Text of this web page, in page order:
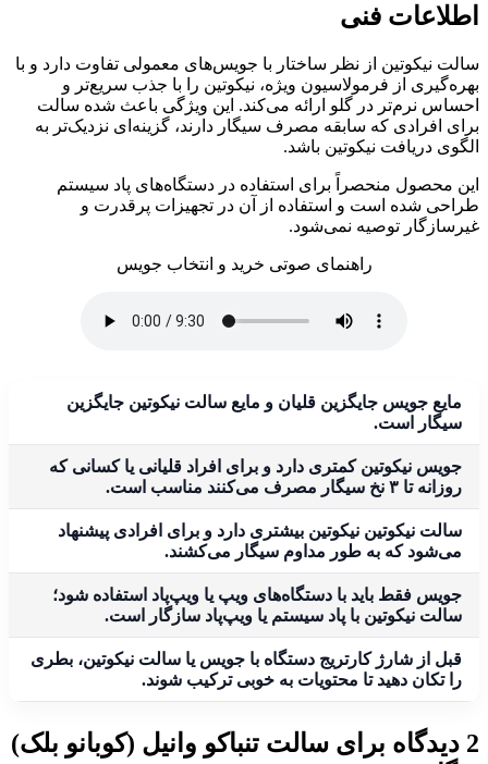
اطلاعات فنی
سالت نیکوتین از نظر ساختار با جویس‌های معمولی تفاوت دارد و با
بهره‌گیری از فرمولاسیون ویژه، نیکوتین را با جذب سریع‌تر و
احساس نرم‌تر در گلو ارائه می‌کند. این ویژگی باعث شده سالت
برای افرادی که سابقه مصرف سیگار دارند، گزینه‌ای نزدیک‌تر به
الگوی دریافت نیکوتین باشد.
این محصول منحصراً برای استفاده در دستگاه‌های پاد سیستم
طراحی شده است و استفاده از آن در تجهیزات پرقدرت و
غیرسازگار توصیه نمی‌شود.
راهنمای صوتی خرید و انتخاب جویس
مایع جویس جایگزین قلیان و مایع سالت نیکوتین جایگزین
سیگار است.
جویس نیکوتین کمتری دارد و برای افراد قلیانی یا کسانی که
روزانه تا ۳ نخ سیگار مصرف می‌کنند مناسب است.
سالت نیکوتین نیکوتین بیشتری دارد و برای افرادی پیشنهاد
می‌شود که به طور مداوم سیگار می‌کشند.
جویس فقط باید با دستگاه‌های ویپ یا ویپ‌پاد استفاده شود؛
سالت نیکوتین با پاد سیستم یا ویپ‌پاد سازگار است.
قبل از شارژ کارتریج دستگاه با جویس یا سالت نیکوتین، بطری
را تکان دهید تا محتویات به خوبی ترکیب شوند.
2 دیدگاه برای
سالت تنباکو وانیل (کوبانو بلک)